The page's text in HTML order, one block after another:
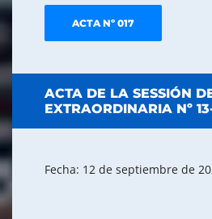
ACTA Nº 017
ACTA DE LA SESSIÓN
EXTRAORDINARIA Nº
Fecha: 12 de septiembre de